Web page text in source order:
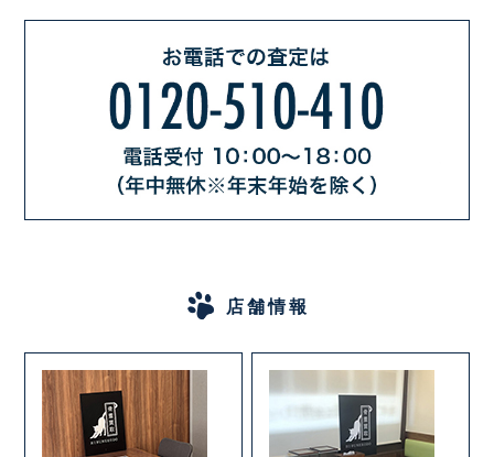
店舗情報